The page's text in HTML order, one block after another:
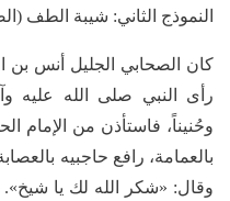
النموذج الثاني: شيبة الطف
كان الصحابي الجليل أنس بن
رأى النبي صلى الله عليه
وحُنيناً، فاستأذن من الإمام
بالعمامة، رافع حاجبيه
وقال: «شكر الله لك يا